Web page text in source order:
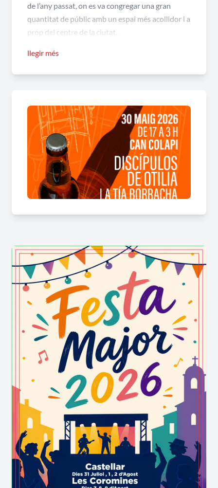
de l’any passat, on es va congregar una gran
quantitat de públic amb un espai més acollidor i a
prop del centre de la ciutat.
Des de les 5 de la tarda i fins a les 3 de la
és habitual, el gran gruix de parades seran de
proximitat.
llegir més